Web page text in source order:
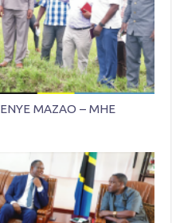
MAZAO – MHE